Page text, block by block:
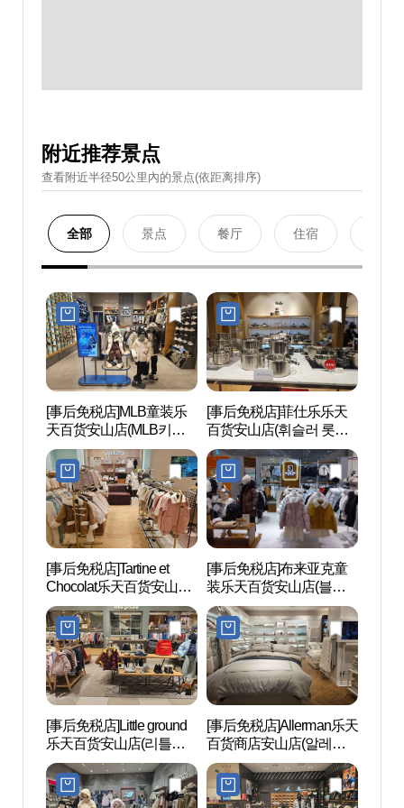
附近推荐景点
查看附近半径50公里內的景点(依距离排序)
全部 景点 餐厅 住宿
[事后免税店]MLB童装乐
天百货安山店(MLB키즈
롯데백화점 안산점)
[事后免税店]菲仕乐乐天
百货安山店(휘슬러 롯데
백화점 안산점)
[事后免税店]Tartine et
Chocolat乐天百货安山店
(타티네쇼콜라 롯데백화
점 안산점)
[事后免税店]布来亚克童
装乐天百货安山店(블랙
야크키즈 롯데백화점 안
산점)
[事后免税店]Little ground
乐天百货安山店(리틀그
라운드 롯데백화점 안산
점)
[事后免税店]Allerman乐天
百货商店安山店(알레르
망 롯데백화점 안산점)